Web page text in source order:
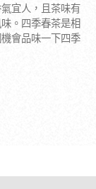
宜人，且茶味有
。四季春茶是相
會品味一下四季